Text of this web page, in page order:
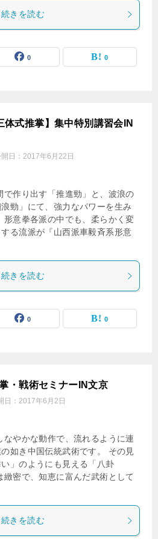
続きを読む
0 0
体式推掌】集中特別講習会IN
日： 2017年6月22日
で作り出す「推進勁」と、波浪の
勁」にて、強力なパワーを生み
形意拳各派の中でも、柔らかく変
る流派が『山西派車毅斉系形意
続きを読む
0 0
・戦術セミナーIN文京
日： 2017年6月2日
なやかな動作で、流れるように連
如き中国伝統武術です。 その見
」のようにも見える「八卦
密で、知恵に富んだ武術として
続きを読む